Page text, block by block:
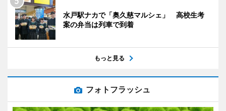
水戸駅ナカで「奥久慈マルシェ」 高校生考
案の弁当は列車で到着
もっと見る
フォトフラッシュ